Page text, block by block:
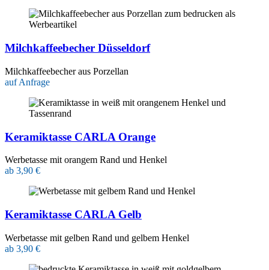
Milchkaffeebecher Düsseldorf
Milchkaffeebecher aus Porzellan
auf Anfrage
Keramiktasse CARLA Orange
Werbetasse mit orangem Rand und Henkel
ab 3,90 €
Keramiktasse CARLA Gelb
Werbetasse mit gelben Rand und gelbem Henkel
ab 3,90 €